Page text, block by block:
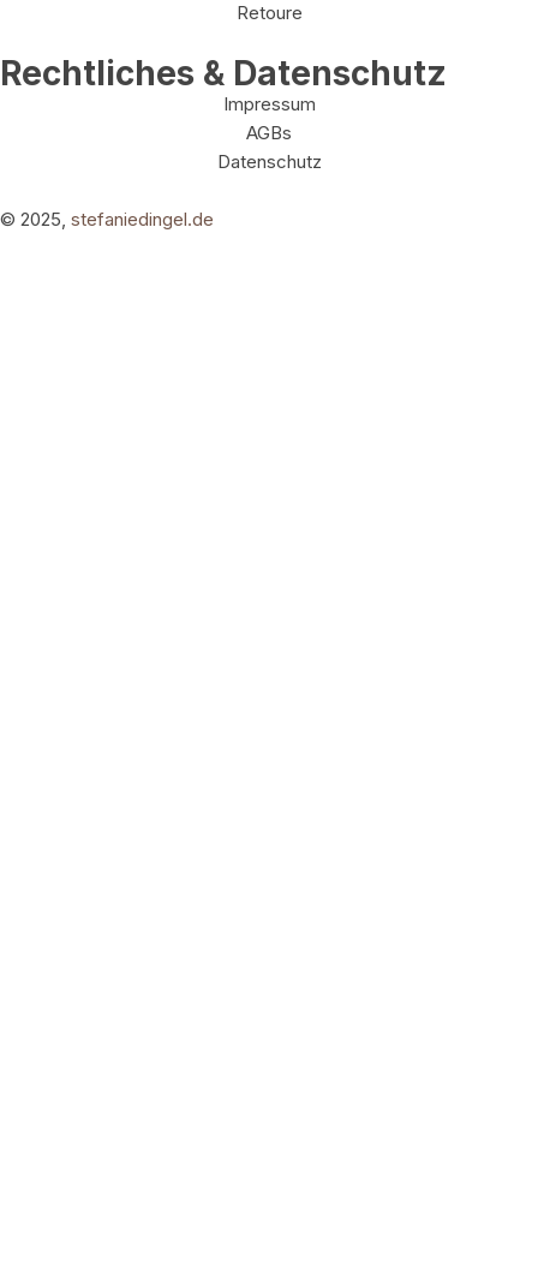
Retoure
Rechtliches & Datenschutz
Impressum
AGBs
Datenschutz
© 2025, stefaniedingel.de